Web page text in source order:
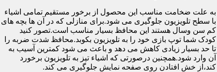
به علت ضخامت مناسب این محصول از برخور مستقیم تمامی اشیاء
با سطح تلویزیون جلوگیری می شود.برای منازلی که در آن ها بچه های
کم سن وسال هستند این محافظ بسیار مناسب است.تصور کنید
کودک شما توپ بازی خود را به تلویزیون بکوبد.محافظ شدت ضربه را
تا حد بسیار زیادی کاهش می دهد و باعث می شود کمترین آسیب به
آن وارد شود.همچنین درصورتی که اشیاء تیز به تلویزیون برخورد
کند،از خش افتادن روی صفحه نمایش جلوگیری می کند.